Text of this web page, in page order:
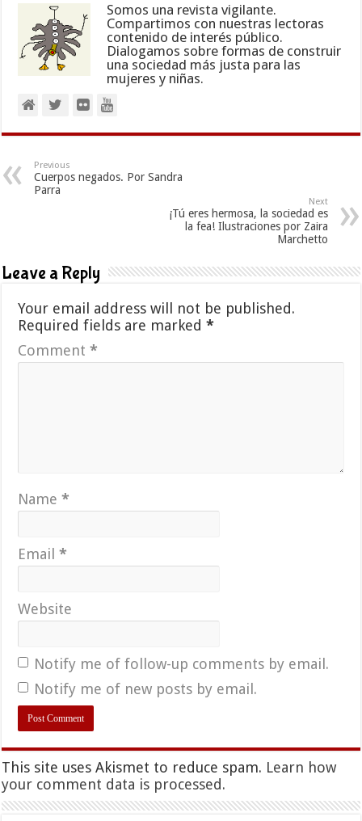
Somos una revista vigilante.
Compartimos con nuestras lectoras
contenido de interés público.
Dialogamos sobre formas de construir
una sociedad más justa para las
mujeres y niñas.
Previous
Cuerpos negados. Por Sandra
Parra
Next
¡Tú eres hermosa, la sociedad es
la fea! Ilustraciones por Zaira
Marchetto
Leave a Reply
Your email address will not be published.
Required fields are marked*
Comment*
Name*
Email*
Website
Notify me of follow-up comments by email.
Notify me of new posts by email.
This site uses Akismet to reduce spam. Learn how
your comment data is processed.